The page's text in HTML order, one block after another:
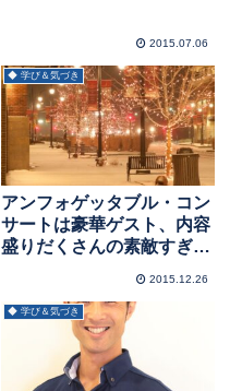
2015.07.06
◆ 学び＆気づき
アンフォゲッタブル・コン
サートは豪華ゲスト、内容
盛りだくさんの素敵すぎる
2015.12.26
◆ 学び＆気づき